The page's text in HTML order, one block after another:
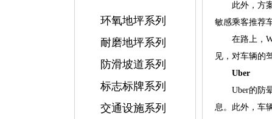
环氧地坪系列
耐磨地坪系列
防滑坡道系列
标志标牌系列
交通设施系列
此外，方案
敏感乘客推荐
在路上，
见，对车辆的
Uber
Uber的防晕
息。此外，车